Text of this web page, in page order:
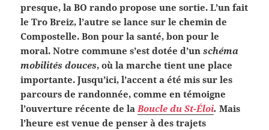
presque, la BO rando propose une sortie. L’un fait
le Tro Breiz, l’autre se lance sur le chemin de
Compostelle. Bon pour la santé, bon pour le
moral. Notre commune s’est dotée d’unschéma
mobilités douces, où la marche tient une place
importante. Jusqu’ici, l’accent a été mis sur les
parcours de randonnée, comme en témoigne
l’ouverture récente de la Boucle du St-Éloi. Mais
l’heure est venue de penser à des trajets